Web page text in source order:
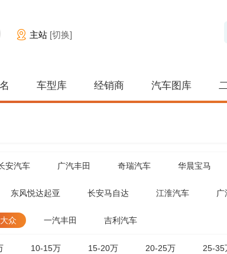
主站 [切换]
车型库 经销商 汽车图库
安汽车 广汽丰田 奇瑞汽车 华晨宝马
东风悦达起亚 长安马自达 江淮汽车 广
众 一汽丰田 吉利汽车
10-15万 15-20万 20-25万 25-35